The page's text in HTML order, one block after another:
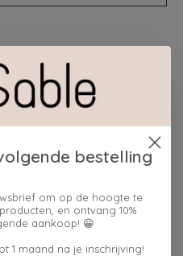
deze robuuste mok
drankje.
langdurig gebruik.
met andere artikelen uit
een stijlvolle tafelsetting
bestelling
om op de hoogte te
en ontvang 10%
aankoop! 😀
1 maand na je inschrijving!